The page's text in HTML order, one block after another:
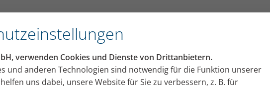
verwenden Cookies und Dienste von Drittanbietern.
und anderen Technologien sind notwendig für die Funktion unserer
uns dabei, unsere Website für Sie zu verbessern, z. B. für
Marken Ikone“
Bildmaterial und Aktuelles von PARI für Ihre Pressearbeit